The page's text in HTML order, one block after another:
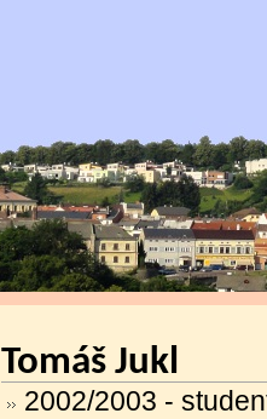
Tomáš Jukl
2002/2003 -